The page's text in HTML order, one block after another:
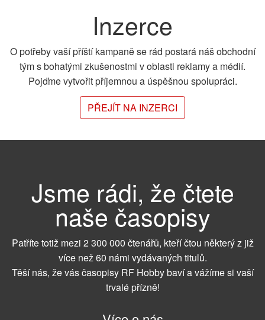
Inzerce
O potřeby vaší příští kampaně se rád postará náš obchodní
tým s bohatými zkušenostmi v oblasti reklamy a médií.
Pojďme vytvořit příjemnou a úspěšnou spolupráci.
PŘEJÍT NA INZERCI
Jsme rádi, že čtete
naše časopisy
Patříte totiž mezi 2 300 000 čtenářů, kteří čtou některý z již
více než 60 námi vydávaných titulů.
Těší nás, že vás časopisy RF Hobby baví a vážíme si vaší
trvalé přízně!